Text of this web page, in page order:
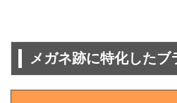
メガネ跡に特化したブ